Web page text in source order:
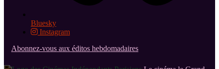
Bluesky
Instagram
Abonnez-vous aux éditos hebdomadaires